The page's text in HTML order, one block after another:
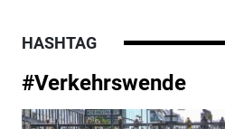
HASHTAG
#Verkehrswende